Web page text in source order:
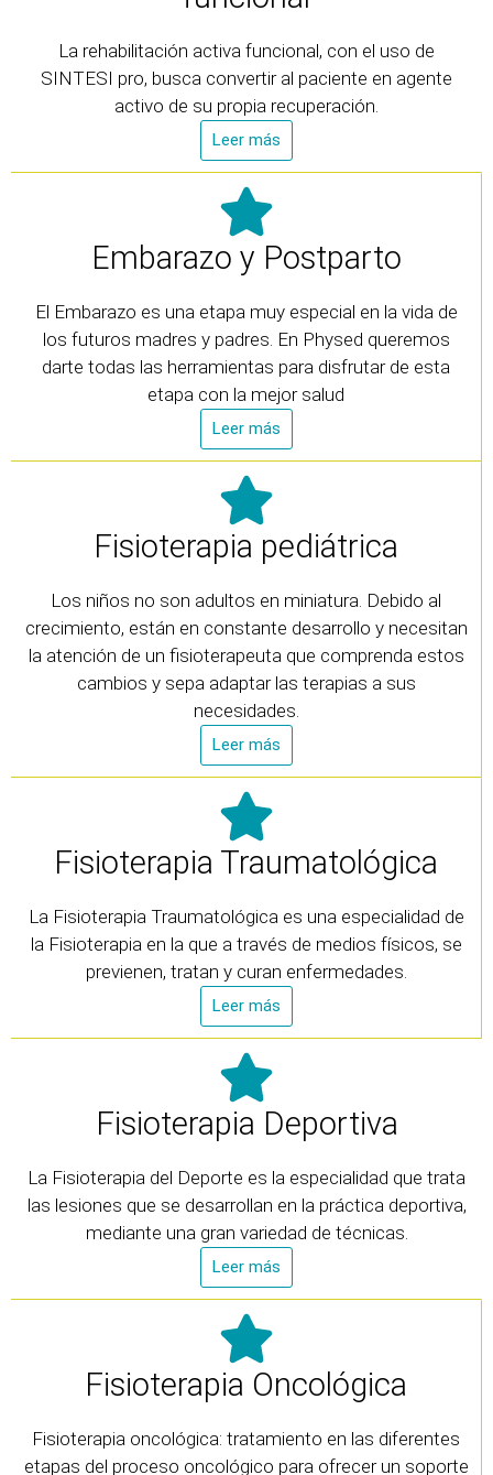
La rehabilitación activa funcional, con el uso de
SINTESI pro, busca convertir al paciente en agente
activo de su propia recuperación.
Leer más
Embarazo y Postparto
El Embarazo es una etapa muy especial en la vida de
los futuros madres y padres. En Physed queremos
darte todas las herramientas para disfrutar de esta
etapa con la mejor salud
Leer más
Fisioterapia pediátrica
Los niños no son adultos en miniatura. Debido al
crecimiento, están en constante desarrollo y necesitan
la atención de un fisioterapeuta que comprenda estos
cambios y sepa adaptar las terapias a sus
necesidades.
Leer más
Fisioterapia Traumatológica
La Fisioterapia Traumatológica es una especialidad de
la Fisioterapia en la que a través de medios físicos, se
previenen, tratan y curan enfermedades.
Leer más
Fisioterapia Deportiva
La Fisioterapia del Deporte es la especialidad que trata
las lesiones que se desarrollan en la práctica deportiva,
mediante una gran variedad de técnicas.
Leer más
Fisioterapia Oncológica
Fisioterapia oncológica: tratamiento en las diferentes
etapas del proceso oncológico para ofrecer un soporte